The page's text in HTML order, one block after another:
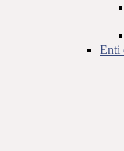
Enti